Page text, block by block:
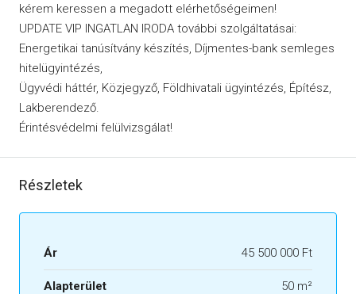
kérem keressen a megadott elérhetőségeimen!
UPDATE VIP INGATLAN IRODA további szolgáltatásai:
Energetikai tanúsítvány készítés, Díjmentes-bank semleges
hitelügyintézés,
Ügyvédi háttér, Közjegyző, Földhivatali ügyintézés, Építész,
Lakberendező.
Érintésvédelmi felülvizsgálat!
Részletek
Ár 45 500 000 Ft
Alapterület 50 m²